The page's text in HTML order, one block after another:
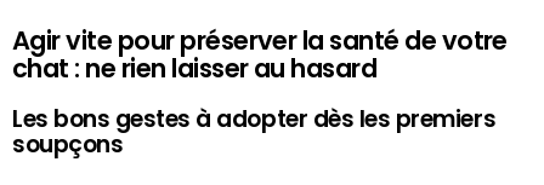
Agir vite pour préserver la santé de votre
chat : ne rien laisser au hasard
Les bons gestes à adopter dès les premiers
soupçons